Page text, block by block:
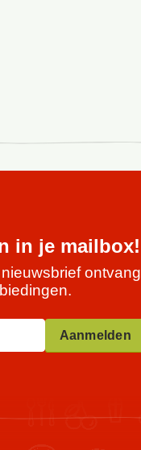
in je mailbox!
ontvang
Aanmelden